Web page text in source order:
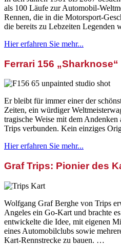
als 100 Läufe zur Automobil-
Rennen, die in die Motorsport-
die bereits zu Lebzeiten Legenden
Hier erfahren Sie mehr...
Ferrari 156
Er bleibt für immer einer der
Zeiten, ein würdiger
tragische Weise mit dem
Trips verbunden. Kein einziges
Hier erfahren Sie mehr...
Graf Trips: Pionier des
Wolfgang Graf Berghe von Trips
Angeles ein Go-Kart und brachte
entwickelte die Idee, mit eigenen
eines Automobilclubs sowie
Kart-Rennstrecke zu bauen. …